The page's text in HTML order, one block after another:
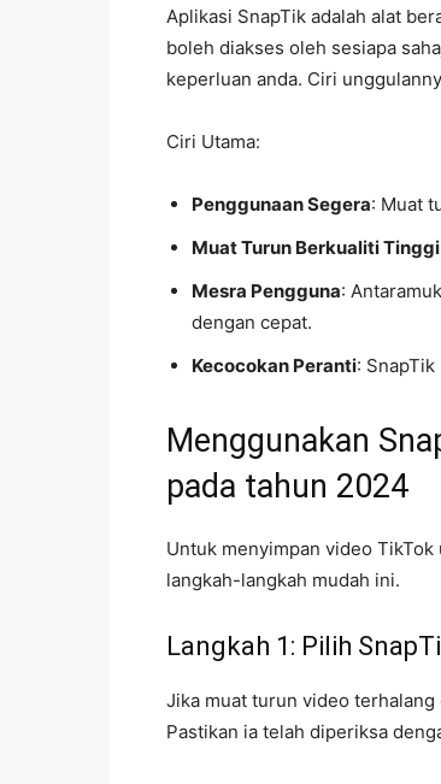
Aplikasi SnapTik adalah alat
boleh diakses oleh sesiapa
keperluan anda. Ciri
Ciri Utama:
Penggunaan Segera: Muat
Muat Turun Berkualiti Tinggi
Mesra Pengguna:
dengan cepat.
Kecocokan Peranti:
Menggunakan
pada tahun 2024
Untuk menyimpan video
langkah-langkah mudah ini.
Langkah 1: Pilih
Jika muat turun video terhalang
Pastikan ia telah diperiksa